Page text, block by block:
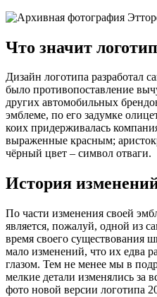
Что значит
Дизайн логотипа разработал
было противопоставление
других автомобильных
эмблеме, по его задумке
коих придерживалась
выраженные красным;
чёрный цвет – символ отваги.
История
По части изменения своей
является, пожалуй, одной из
время своего существования
мало изменений, что их едва
глазом. Тем не менее мы в
мелкие детали изменялись за
фото новой версии логотипа